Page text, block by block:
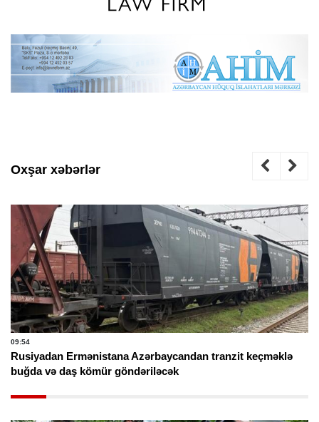
Oxşar xəbərlər
09:54
Rusiyadan Ermənistana Azərbaycandan tranzit keçməklə
buğda və daş kömür göndəriləcək